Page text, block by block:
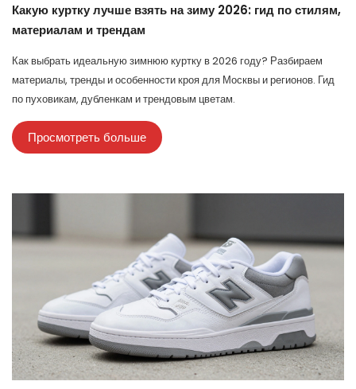
Какую куртку лучше взять на зиму 2026: гид по стилям,
материалам и трендам
Как выбрать идеальную зимнюю куртку в 2026 году? Разбираем
материалы, тренды и особенности кроя для Москвы и регионов. Гид
по пуховикам, дубленкам и трендовым цветам.
Просмотреть больше